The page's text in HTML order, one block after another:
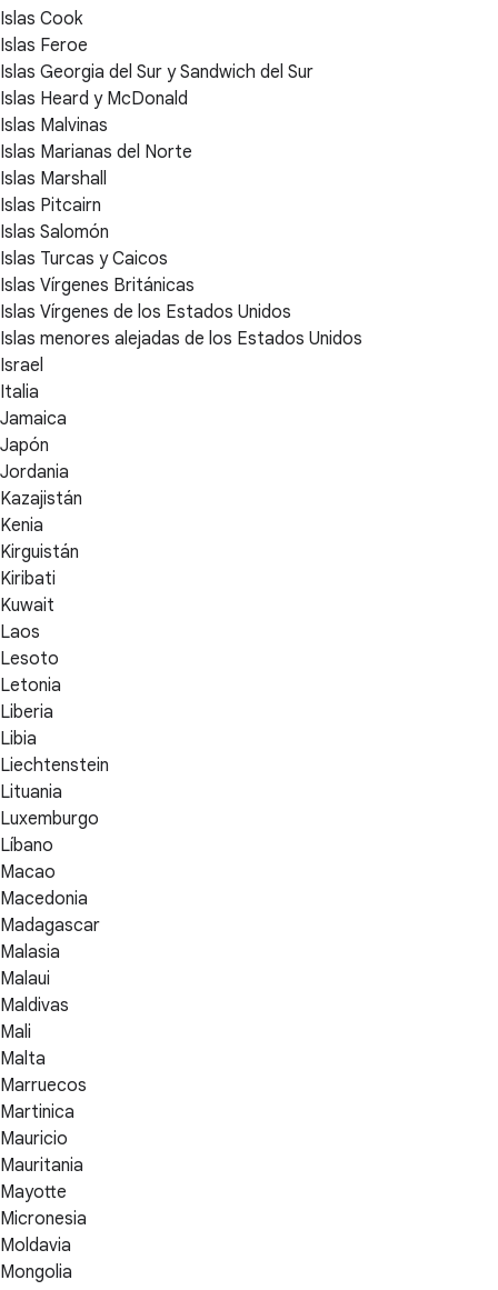
Islas Cook
Islas Feroe
Islas Georgia del Sur y Sandwich del Sur
Islas Heard y McDonald
Islas Malvinas
Islas Marianas del Norte
Islas Marshall
Islas Pitcairn
Islas Salomón
Islas Turcas y Caicos
Islas Vírgenes Británicas
Islas Vírgenes de los Estados Unidos
Islas menores alejadas de los Estados Unidos
Israel
Italia
Jamaica
Japón
Jordania
Kazajistán
Kenia
Kirguistán
Kiribati
Kuwait
Laos
Lesoto
Letonia
Liberia
Libia
Liechtenstein
Lituania
Luxemburgo
Líbano
Macao
Macedonia
Madagascar
Malasia
Malaui
Maldivas
Mali
Malta
Marruecos
Martinica
Mauricio
Mauritania
Mayotte
Micronesia
Moldavia
Mongolia